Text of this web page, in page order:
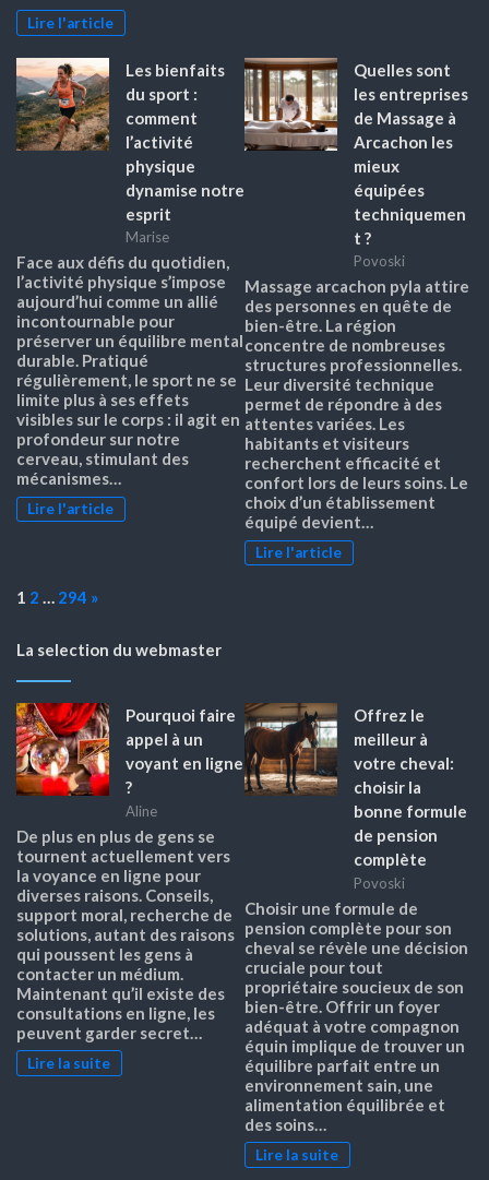
Lire l'article
Les bienfaits
du sport :
comment
l’activité
physique
dynamise notre
esprit
Marise
Face aux défis du quotidien,
l’activité physique s’impose
aujourd’hui comme un allié
incontournable pour
préserver un équilibre mental
durable. Pratiqué
régulièrement, le sport ne se
limite plus à ses effets
visibles sur le corps : il agit en
profondeur sur notre
cerveau, stimulant des
mécanismes…
Lire l'article
Quelles sont
les entreprises
de Massage à
Arcachon les
mieux
équipées
techniquemen
t ?
Povoski
Massage arcachon pyla attire
des personnes en quête de
bien-être. La région
concentre de nombreuses
structures professionnelles.
Leur diversité technique
permet de répondre à des
attentes variées. Les
habitants et visiteurs
recherchent efficacité et
confort lors de leurs soins. Le
choix d’un établissement
équipé devient…
Lire l'article
Page:
1 2 … 294 Next
»
La selection du webmaster
Pourquoi faire
appel à un
voyant en ligne
?
Aline
De plus en plus de gens se
tournent actuellement vers
la voyance en ligne pour
diverses raisons. Conseils,
support moral, recherche de
solutions, autant des raisons
qui poussent les gens à
contacter un médium.
Maintenant qu’il existe des
consultations en ligne, les
peuvent garder secret…
Lire la suite
Offrez le
meilleur à
votre cheval:
choisir la
bonne formule
de pension
complète
Povoski
Choisir une formule de
pension complète pour son
cheval se révèle une décision
cruciale pour tout
propriétaire soucieux de son
bien-être. Offrir un foyer
adéquat à votre compagnon
équin implique de trouver un
équilibre parfait entre un
environnement sain, une
alimentation équilibrée et
des soins…
Lire la suite